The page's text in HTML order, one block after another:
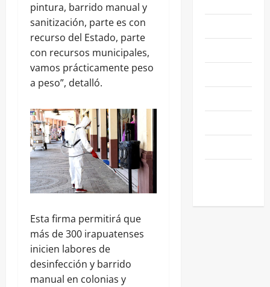
pintura, barrido manual y
sanitización, parte es con
recurso del Estado, parte
con recursos municipales,
vamos prácticamente peso
a peso”, detalló.
Esta firma permitirá que
más de 300 irapuatenses
inicien labores de
desinfección y barrido
manual en colonias y